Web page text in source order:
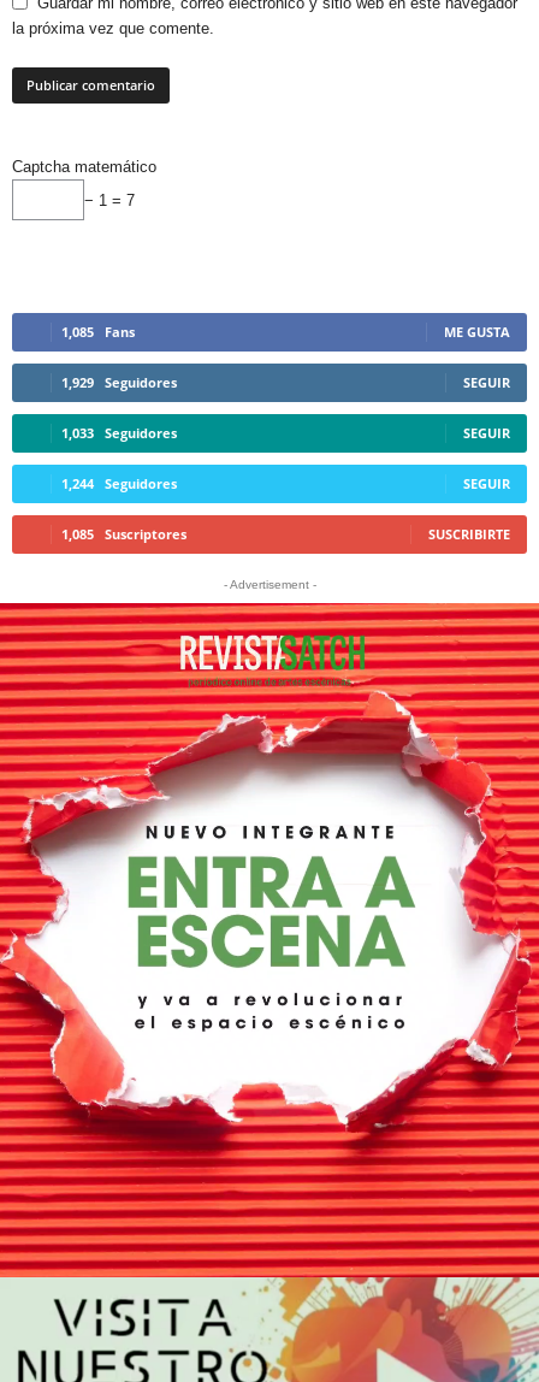
la próxima vez que comente.
Captcha matemático
− 1 = 7
1,085 Fans ME GUSTA
1,929 Seguidores SEGUIR
1,033 Seguidores SEGUIR
1,244 Seguidores SEGUIR
1,085 Suscriptores SUSCRIBIRTE
- Advertisement -